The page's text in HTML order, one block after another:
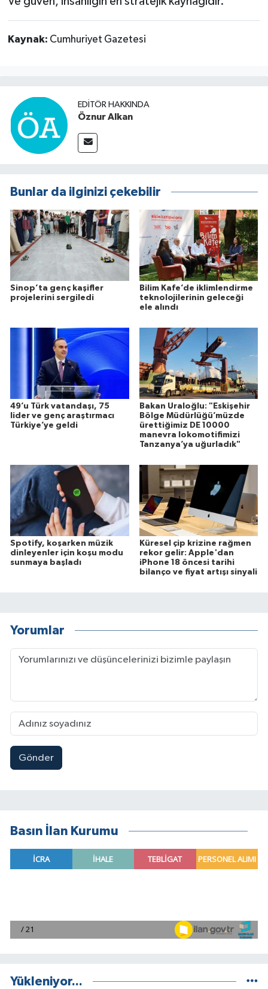
Kaynak: Cumhuriyet Gazetesi
EDITÖR HAKKINDA
Öznur Alkan
Bunlar da ilginizi çekebilir
Sinop’ta genç kaşifler
projelerini sergiledi
Bilim Kafe’de iklimlendirme
teknolojilerinin geleceği
ele alındı
49’u Türk vatandaşı, 75
lider ve genç araştırmacı
Türkiye’ye geldi
Bakan Uraloğlu: "Eskişehir
Bölge Müdürlüğü’müzde
ürettiğimiz DE 10000
manevra lokomotifimizi
Tanzanya’ya uğurladık"
Spotify, koşarken müzik
dinleyenler için koşu modu
sunmaya başladı
Küresel çip krizine rağmen
rekor gelir: Apple'dan
iPhone 18 öncesi tarihi
bilanço ve fiyat artışı sinyali
Yorumlar
Gönder
Basın İlan Kurumu
Yükleniyor...